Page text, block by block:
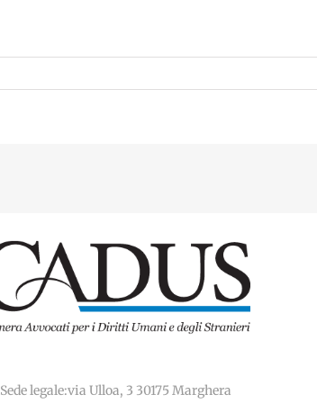
Sede legale:via Ulloa, 3 30175 Marghera